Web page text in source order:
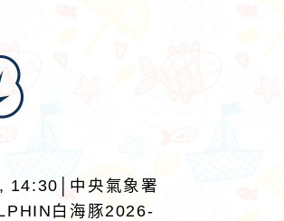
14:30│中央氣象署
白海豚2026-